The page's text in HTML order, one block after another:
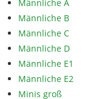
Männliche A
Männliche B
Männliche C
Männliche D
Männliche E1
Männliche E2
Minis groß